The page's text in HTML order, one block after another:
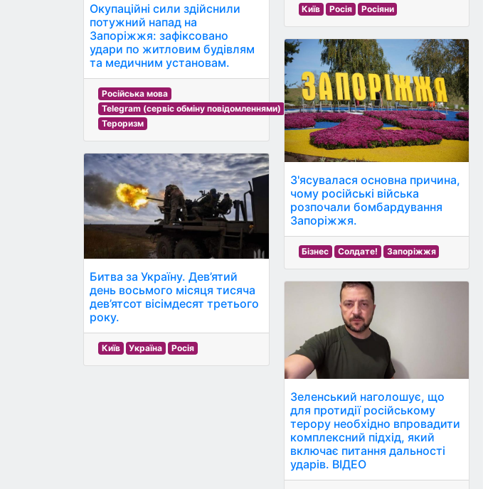
Окупаційні сили здійснили
потужний напад на
Запоріжжя: зафіксовано
удари по житловим будівлям
та медичним установам.
Російська мова
Telegram (сервіс обміну повідомленнями)
Тероризм
Битва за Україну. Дев’ятий
день восьмого місяця тисяча
дев’ятсот вісімдесят третього
року.
Київ Україна Росія
Київ Росія Росіяни
З'ясувалася основна причина,
чому російські війська
розпочали бомбардування
Запоріжжя.
Бізнес Солдате! Запоріжжя
Зеленський наголошує, що
для протидії російському
терору необхідно впровадити
комплексний підхід, який
включає питання дальності
ударів. ВІДЕО